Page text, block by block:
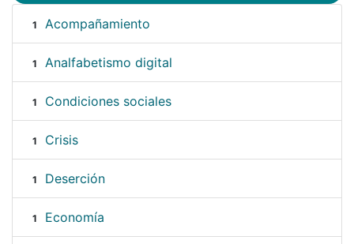
1 Acompañamiento
1 Analfabetismo digital
1 Condiciones sociales
1 Crisis
1 Deserción
1 Economía